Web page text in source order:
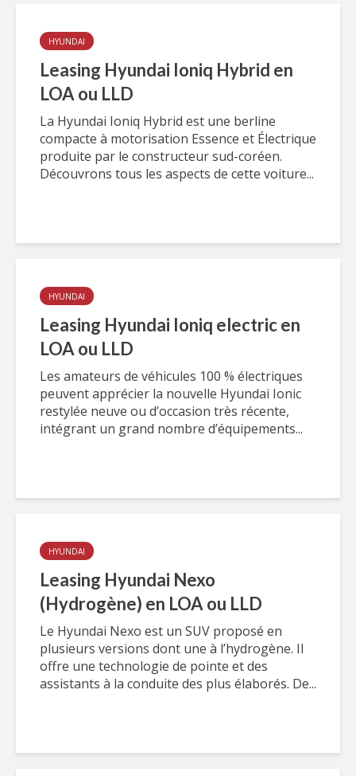
HYUNDAI
Leasing Hyundai Ioniq Hybrid en
LOA ou LLD
La Hyundai Ioniq Hybrid est une berline
compacte à motorisation Essence et Électrique
produite par le constructeur sud-coréen.
Découvrons tous les aspects de cette voiture...
HYUNDAI
Leasing Hyundai Ioniq electric en
LOA ou LLD
Les amateurs de véhicules 100 % électriques
peuvent apprécier la nouvelle Hyundai Ionic
restylée neuve ou d’occasion très récente,
intégrant un grand nombre d’équipements...
HYUNDAI
Leasing Hyundai Nexo
(Hydrogène) en LOA ou LLD
Le Hyundai Nexo est un SUV proposé en
plusieurs versions dont une à l’hydrogène. Il
offre une technologie de pointe et des
assistants à la conduite des plus élaborés. De...